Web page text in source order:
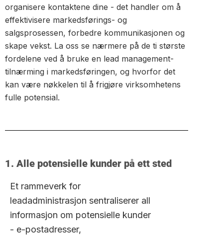
organisere kontaktene dine - det handler om å
effektivisere markedsførings- og
salgsprosessen, forbedre kommunikasjonen og
skape vekst. La oss se nærmere på de ti største
fordelene ved å bruke en lead management-
tilnærming i markedsføringen, og hvorfor det
kan være nøkkelen til å frigjøre virksomhetens
fulle potensial.
1. Alle potensielle kunder på ett sted
Et rammeverk for
leadadministrasjon sentraliserer all
informasjon om potensielle kunder
- e-postadresser,